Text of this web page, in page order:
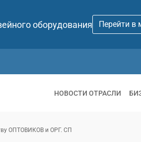
оборудования Перейти в
НОВОСТИ ОТРАСЛИ
ОПТОВИКОВ и ОРГ. СП